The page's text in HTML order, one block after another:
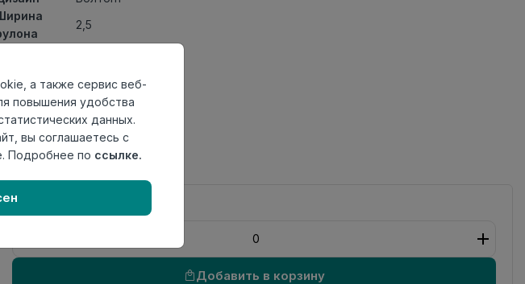
2,5
0,40мм
Актуален
Добавить в корзину
а также сервис веб-
повышения удобства
данных.
вы соглашаетесь с
Подробнее по ссылке.